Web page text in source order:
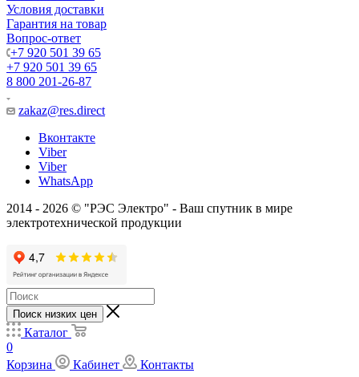
Условия доставки
Гарантия на товар
Вопрос-ответ
+7 920 501 39 65
+7 920 501 39 65
8 800 201-26-87
zakaz@res.direct
Вконтакте
Viber
Viber
WhatsApp
2014 - 2026 © "РЭС Электро" - Ваш спутник в мире
электротехнической продукции
Поиск низких цен
Каталог
0
Корзина
Кабинет Контакты